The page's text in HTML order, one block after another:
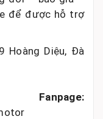
để được hỗ trợ
Diệu, Đà
Fanpage: